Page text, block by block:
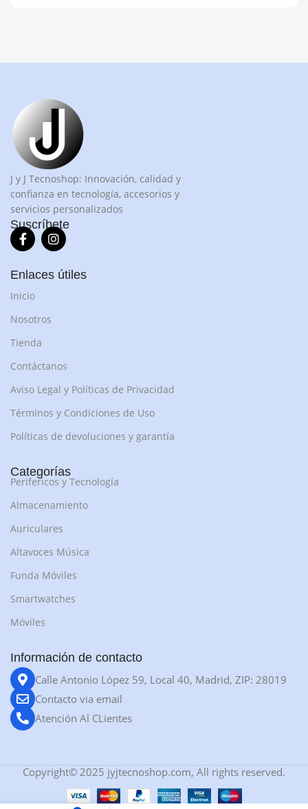
J y J Tecnoshop: Innovación, calidad y
confianza en tecnología, accesorios y
servicios personalizados
Suscríbete
Enlaces útiles
Inicio
Nosotros
Tienda
Contáctanos
Aviso Legal y Políticas de Privacidad
Términos y Condiciones de Uso
Políticas de devoluciones y garantía
Categorías
Perifericos y Tecnología
Almacenamiento
Auriculares
Altavoces Música
Funda Móviles
Smartwatches
Móviles
Información de contacto
Calle Antonio López 59, Local 40, Madrid, ZIP: 28019
Contacto via email
Atención Al CLientes
Copyright© 2025 jyjtecnoshop.com, All rights reserved.